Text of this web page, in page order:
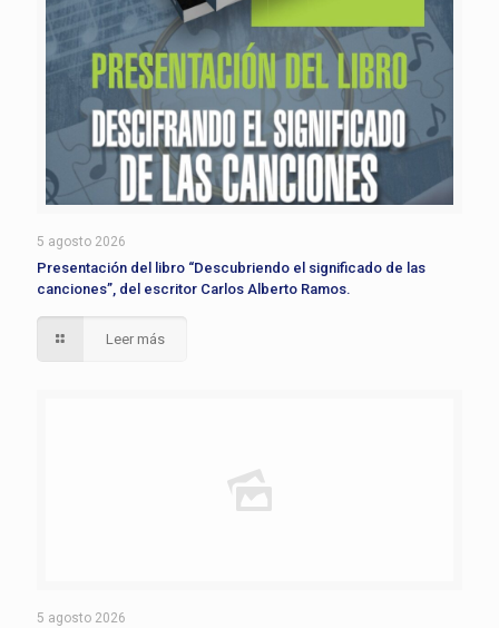
5 agosto 2026
Presentación del libro “Descubriendo el significado de las
canciones”, del escritor Carlos Alberto Ramos.
Leer más
5 agosto 2026